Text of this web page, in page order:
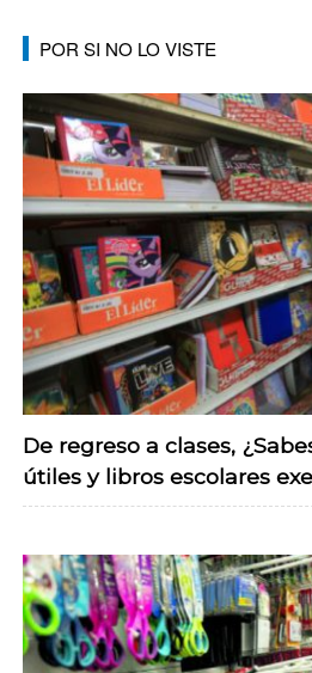
POR SI NO LO VISTE
De regreso a clases,
útiles y libros escolares